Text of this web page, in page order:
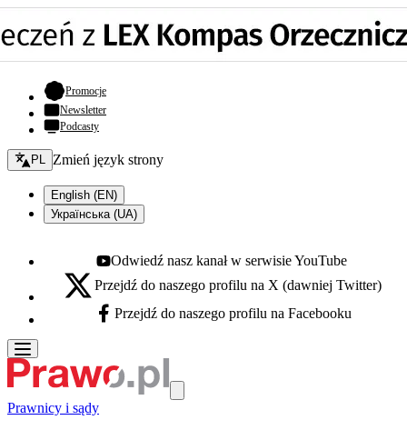
Promocje- otwiera się w nowej karcie
Newsletter
Podcasty
Zmień język - bieżący:
PL Zmień język strony
English (EN)
Українська (UA)
Youtube - otwiera się w nowej karcie
Odwiedź nasz kanał w serwisie YouTube
X - otwiera się w nowej karcie
Przejdź do naszego profilu na X (dawniej Twitter)
Facebook - otwiera się w nowej karcie
Przejdź do naszego profilu na Facebooku
Prawnicy i sądy